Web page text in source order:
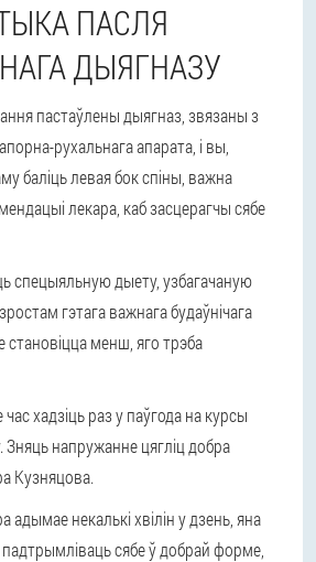
ПАСЛЯ
ДЫЯГНАЗУ
пастаўлены дыягназ, звязаны з
рухальнага апарата, і вы,
баліць левая бок спіны, важна
лекара, каб засцерагчы сябе
спецыяльную дыету, узбагачаную
гэтага важнага будаўнічага
становіцца менш, яго трэба
хадзіць раз у паўгода на курсы
Зняць напружанне цягліц добра
Кузняцова.
адымае некалькі хвілін у дзень, яна
падтрымліваць сябе ў добрай форме,